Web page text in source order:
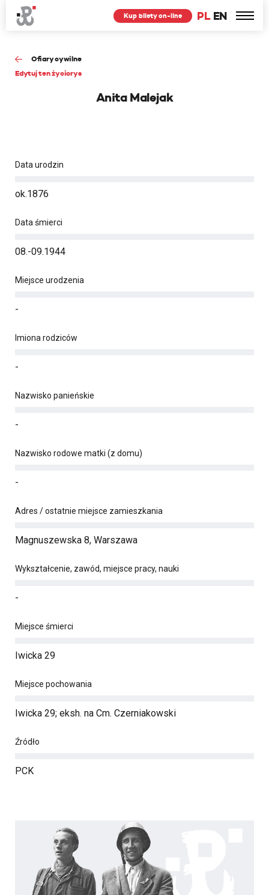
PL EN
Kup bilety on-line
Ofiary cywilne
Edytuj ten życiorys
Anita Malejak
Data urodzin
ok.1876
Data śmierci
08.-09.1944
Miejsce urodzenia
-
Imiona rodziców
-
Nazwisko panieńskie
-
Nazwisko rodowe matki (z domu)
-
Adres / ostatnie miejsce zamieszkania
Magnuszewska 8, Warszawa
Wykształcenie, zawód, miejsce pracy, nauki
-
Miejsce śmierci
Iwicka 29
Miejsce pochowania
Iwicka 29; eksh. na Cm. Czerniakowski
Źródło
PCK